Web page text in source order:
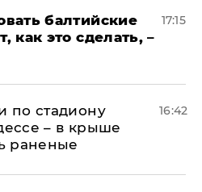
балтийские
как это сделать, –
17:15
по стадиону
– в крыше
раненые
16:42